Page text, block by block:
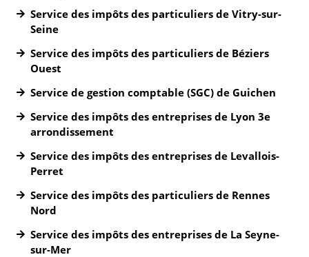
Service des impôts des particuliers de Vitry-sur-
Seine
Service des impôts des particuliers de Béziers
Ouest
Service de gestion comptable (SGC) de Guichen
Service des impôts des entreprises de Lyon 3e
arrondissement
Service des impôts des entreprises de Levallois-
Perret
Service des impôts des particuliers de Rennes
Nord
Service des impôts des entreprises de La Seyne-
sur-Mer